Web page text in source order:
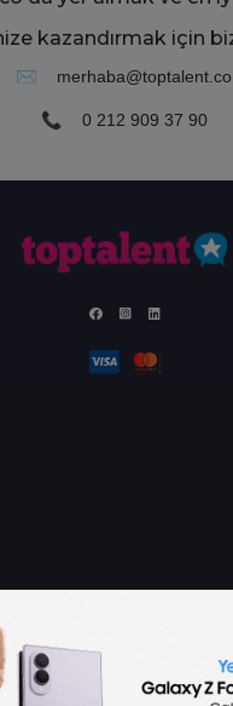
kazandırmak için
✉️ merhaba@toptalent.co
📞 0 212 909 37 90